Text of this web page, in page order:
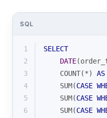
SQL
1
SELECT
2
DATE
3
COUNT(*) AS
4
SUM(CASE
5
SUM(CASE
6
SUM(CASE